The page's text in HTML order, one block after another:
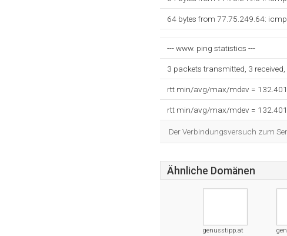
64 bytes from 77.75.249.64:
--- www. ping statistics ---
3 packets transmitted, 3
rtt min/avg/max/mdev =
rtt min/avg/max/mdev =
Der Verbindungsversuch zum
Ähnliche Domänen
genusstipp.at